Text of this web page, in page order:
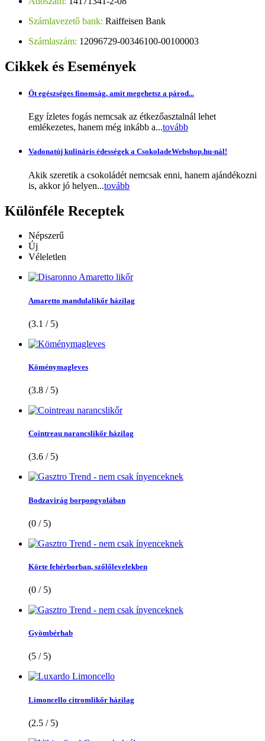
Számlavezető bank: Raiffeisen Bank
Számlaszám: 12096729-00346100-00100003
Cikkek és Események
Öt egészséges finomság, amit megehetsz a párod...
Egy ízletes fogás nemcsak az étkezőasztalnál lehet
emlékezetes, hanem még inkább a...tovább
Vadonatúj kulináris édességek a CsokoladeWebshop.hu-nál!
Akik szeretik a csokoládét nemcsak enni, hanem ajándékozni
is, akkor jó helyen...tovább
Különféle Receptek
Népszerű
Új
Véleletlen
Amaretto mandulalikőr házilag
(3.1 / 5)
Köménymagleves
(3.8 / 5)
Cointreau narancslikőr házilag
(3.6 / 5)
Bodzavirág borpongyolában
(0 / 5)
Körte fehérborban, szőlőlevelekben
(0 / 5)
Gyömbérhab
(5 / 5)
Limoncello citromlikőr házilag
(2.5 / 5)